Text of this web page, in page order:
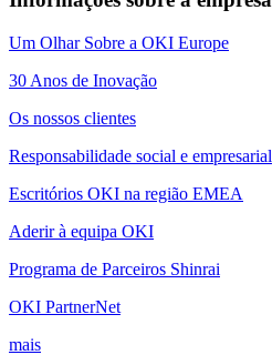
Um Olhar Sobre a OKI Europe
30 Anos de Inovação
Os nossos clientes
Responsabilidade social e empresarial
Escritórios OKI na região EMEA
Aderir à equipa OKI
Programa de Parceiros Shinrai
OKI PartnerNet
mais